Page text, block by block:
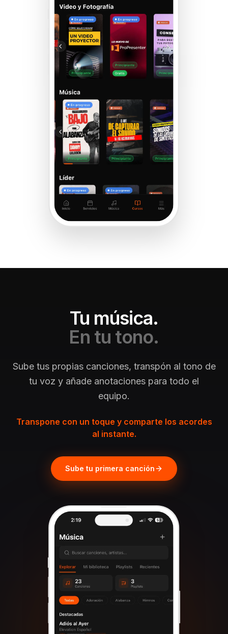
Tu música.
En tu tono.
Sube tus propias canciones, transpón al tono de
tu voz y añade anotaciones para todo el
equipo.
Transpone con un toque y comparte los acordes
al instante.
Sube tu primera canción